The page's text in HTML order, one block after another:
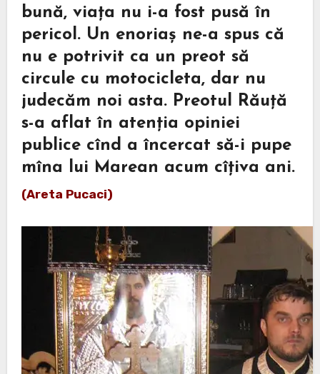
bună, viața nu i-a fost pusă în
pericol. Un enoriaș ne-a spus că
nu e potrivit ca un preot să
circule cu motocicleta, dar nu
judecăm noi asta. Preotul Răuță
s-a aflat în atenția opiniei
publice cînd a încercat să-i pupe
mîna lui Marean acum cîțiva ani.
(Areta Pucaci)